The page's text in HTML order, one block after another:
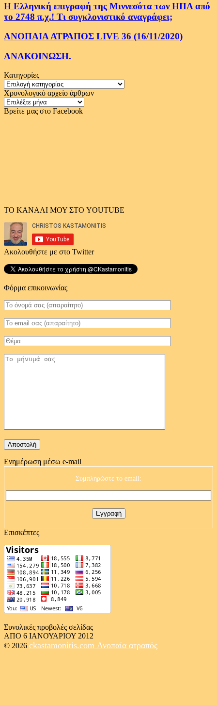
Η Ελληνική επιγραφή της Μιννεσότα των ΗΠΑ από
το 2748 π.χ.! Τι συγκλονιστικό αναγράφει;
ΑΝΟΠΑΙΑ ΑΤΡΑΠΟΣ LIVE 36 (16/11/2020)
ΑΝΑΚΟΙΝΩΣΗ.
Κατηγορίες
Κατηγορίες
Χρονολογικό αρχείο άρθρων
Χρονολογικό
αρχείο
Βρείτε μας στο Facebook
ΤΟ ΚΑΝΑΛΙ ΜΟΥ ΣΤΟ YOUTUBE
Ακολουθήστε με στο Twitter
Φόρμα επικοινωνίας
Ενημέρωση μέσω e-mail
Συμπληρώστε το email:
Επισκέπτες
Συνολικές προβολές σελίδας
ΑΠΟ 6 ΙΑΝΟΥΑΡΙΟΥ 2012
© 2026 ckastamonitis.com Ανοπαία ατραπός